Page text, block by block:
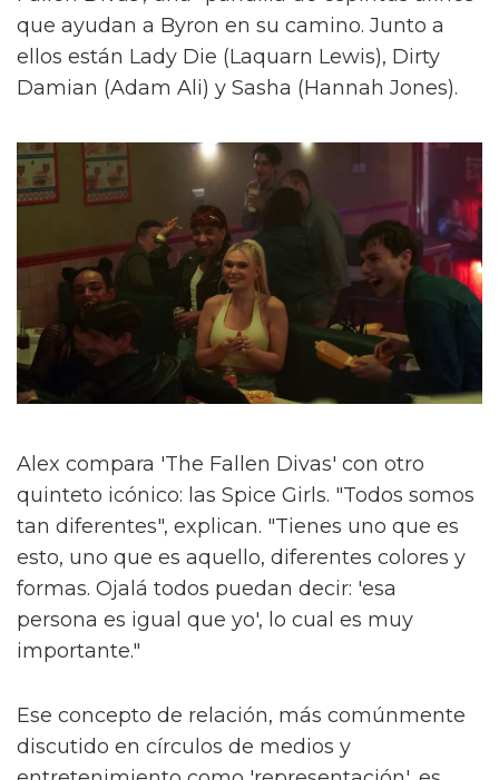
que ayudan a Byron en su camino. Junto a
ellos están Lady Die (Laquarn Lewis), Dirty
Damian (Adam Ali) y Sasha (Hannah Jones).
Alex compara 'The Fallen Divas' con otro
quinteto icónico: las Spice Girls. "Todos somos
tan diferentes", explican. "Tienes uno que es
esto, uno que es aquello, diferentes colores y
formas. Ojalá todos puedan decir: 'esa
persona es igual que yo', lo cual es muy
importante."
Ese concepto de relación, más comúnmente
discutido en círculos de medios y